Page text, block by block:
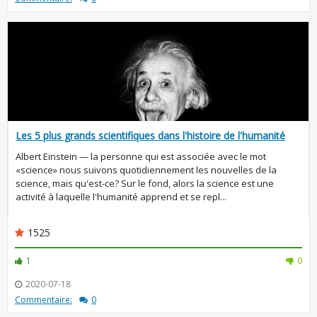
Les 5 plus grands scientifiques dans l'histoire de l'humanité
Albert Einstein — la personne qui est associée avec le mot
«science» nous suivons quotidiennement les nouvelles de la
science, mais qu'est-ce? Sur le fond, alors la science est une
activité à laquelle l'humanité apprend et se repl...
1525
1
0
2020-07-18
Commentaire:
0